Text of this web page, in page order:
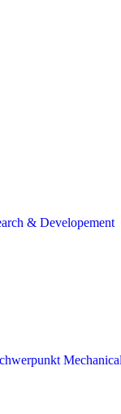
& Developement
Mechanical